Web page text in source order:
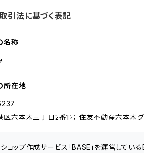
引法に基づく表記
名称
所在地
区六本木三丁目2番1号 住友不動産六本木
ショップ作成サービス「BASE」を運営してい